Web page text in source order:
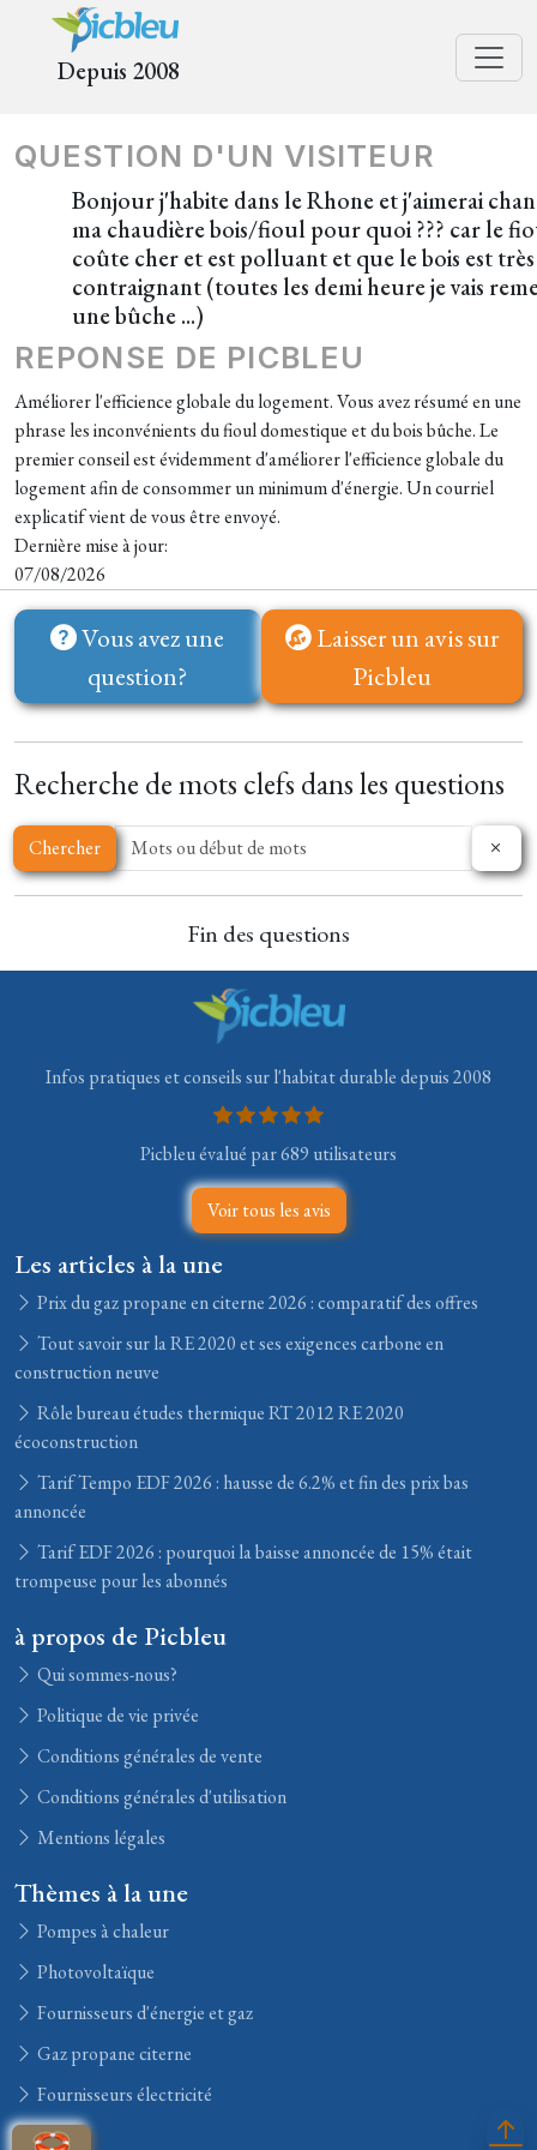
Depuis 2008
QUESTION D'UN VISITEUR
Bonjour j'habite dans le Rhone et j'aimerai
ma chaudière bois/fioul pour quoi ??? car le
coûte cher et est polluant et que le bois est très
contraignant (toutes les demi heure je vais
une bûche ...)
REPONSE DE PICBLEU
Améliorer l'efficience globale du logement. Vous avez résumé en une
phrase les inconvénients du fioul domestique et du bois bûche. Le
premier conseil est évidemment d'améliorer l'efficience globale du
logement afin de consommer un minimum d'énergie. Un courriel
explicatif vient de vous être envoyé.
Dernière mise à jour:
07/08/2026
Vous avez une
question?
Laisser un avis sur
Picbleu
Recherche de mots clefs dans les questions
Chercher
Fin des questions
Infos pratiques et conseils sur l'habitat durable depuis 2008
Picbleu évalué par 689 utilisateurs
Voir tous les avis
Les articles à la une
Prix du gaz propane en citerne 2026 : comparatif des offres
Tout savoir sur la RE 2020 et ses exigences carbone en
construction neuve
Rôle bureau études thermique RT 2012 RE 2020
écoconstruction
Tarif Tempo EDF 2026 : hausse de 6.2% et fin des prix bas
annoncée
Tarif EDF 2026 : pourquoi la baisse annoncée de 15% était
trompeuse pour les abonnés
à propos de Picbleu
Qui sommes-nous?
Politique de vie privée
Conditions générales de vente
Conditions générales d'utilisation
Mentions légales
Thèmes à la une
Pompes à chaleur
Photovoltaïque
Fournisseurs d'énergie et gaz
Gaz propane citerne
Fournisseurs électricité